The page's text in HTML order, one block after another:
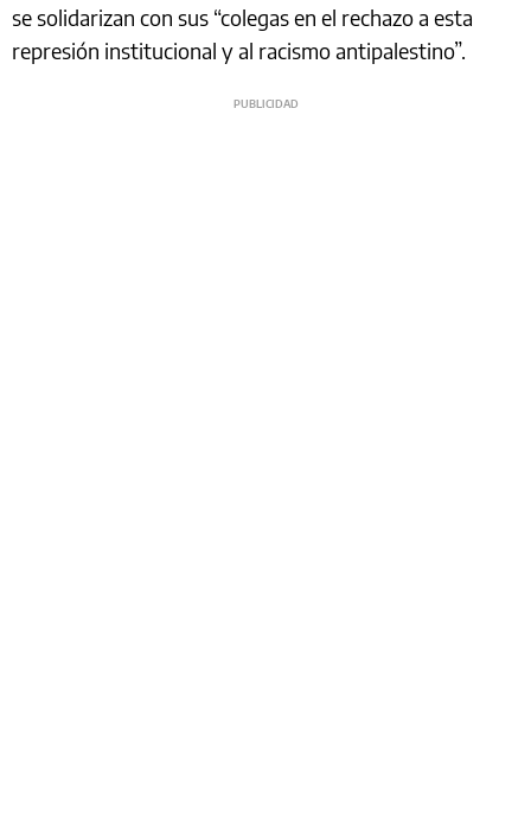
se solidarizan con sus “colegas en el rechazo a esta
represión institucional y al racismo antipalestino”.